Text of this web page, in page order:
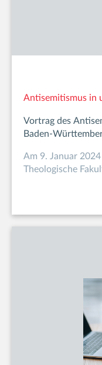
Antisemitismus in
Vortrag des
Baden-
Am 9. Januar
Theologische